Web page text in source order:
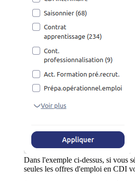
Dans l'exemple ci-dessus, si vous
seules les offres d'emploi en CDI